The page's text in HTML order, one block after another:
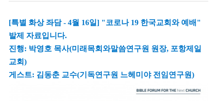
[특별 화상 좌담 - 4월 16일] "코로나 19 한국교회와 예배"
발제 자료입니다.
진행: 박영호 목사(미래목회와말씀연구원 원장, 포항제일
교회)
게스트: 김동춘 교수(기독연구원 느헤미야 전임연구원)